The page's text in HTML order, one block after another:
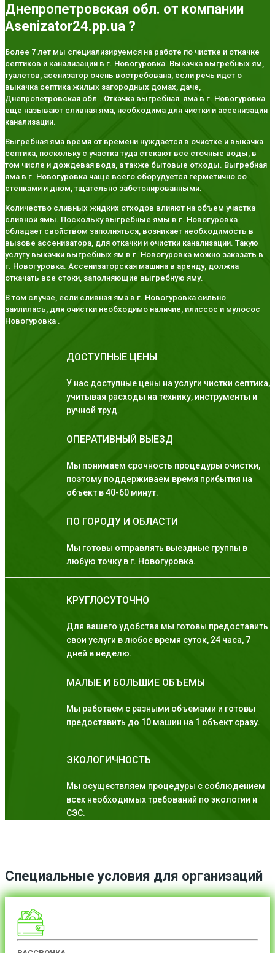
Днепропетровская обл. от компании
Asenizator24.pp.ua ?
Более 7 лет мы специализируемся на работе по чистке и откачке
септиков и канализаций в г. Новогуровка. Выкачка выгребных ям,
туалетов, асенизатор очень востребована, если речь идет о
выкачка септика жилых загородных домах, даче,
Днепропетровская обл.. Откачка выгребная яма в г. Новогуровка
еще называют сливная яма, необходима для чистки и ассенизации
канализации.
Выгребная яма время от времени нуждается в очистке и выкачка
септика, поскольку с участка туда стекают все сточные воды, в
том числе и дождевая вода, а также бытовые отходы. Выгребная
яма в г. Новогуровка чаще всего оборудуется герметично со
стенками и дном, тщательно забетонированными.
Количество сливных жидких отходов влияют на объем участка
сливной ямы. Поскольку выгребные ямы в г. Новогуровка
обладает свойством заполняться, возникает необходимость в
вызове ассенизатора, для откачки и очистки канализации. Такую
услугу выкачки выгребных ям в г. Новогуровка можно заказать в
г. Новогуровка. Ассенизаторская машина в аренду, должна
откачать все стоки, заполняющие выгребную яму.
В том случае, если сливная яма в г. Новогуровка сильно
заилилась, для очистки необходимо наличие, илиссос и мулосос
Новогуровка .
ДОСТУПНЫЕ ЦЕНЫ
У нас доступные цены на услуги чистки септика,
учитывая расходы на технику, инструменты и
ручной труд.
ОПЕРАТИВНЫЙ ВЫЕЗД
Мы понимаем срочность процедуры очистки,
поэтому поддерживаем время прибытия на
объект в 40-60 минут.
ПО ГОРОДУ И ОБЛАСТИ
Мы готовы отправлять выездные группы в
любую точку в г. Новогуровка.
КРУГЛОСУТОЧНО
Для вашего удобства мы готовы предоставить
свои услуги в любое время суток, 24 часа, 7
дней в неделю.
МАЛЫЕ И БОЛЬШИЕ ОБЪЕМЫ
Мы работаем с разными объемами и готовы
предоставить до 10 машин на 1 объект сразу.
ЭКОЛОГИЧНОСТЬ
Мы осуществляем процедуры с соблюдением
всех необходимых требований по экологии и
СЭС.
Специальные условия для организаций